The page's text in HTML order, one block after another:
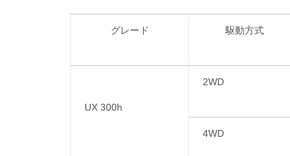
グレード 駆動方式
UX 300h
2WD
4WD